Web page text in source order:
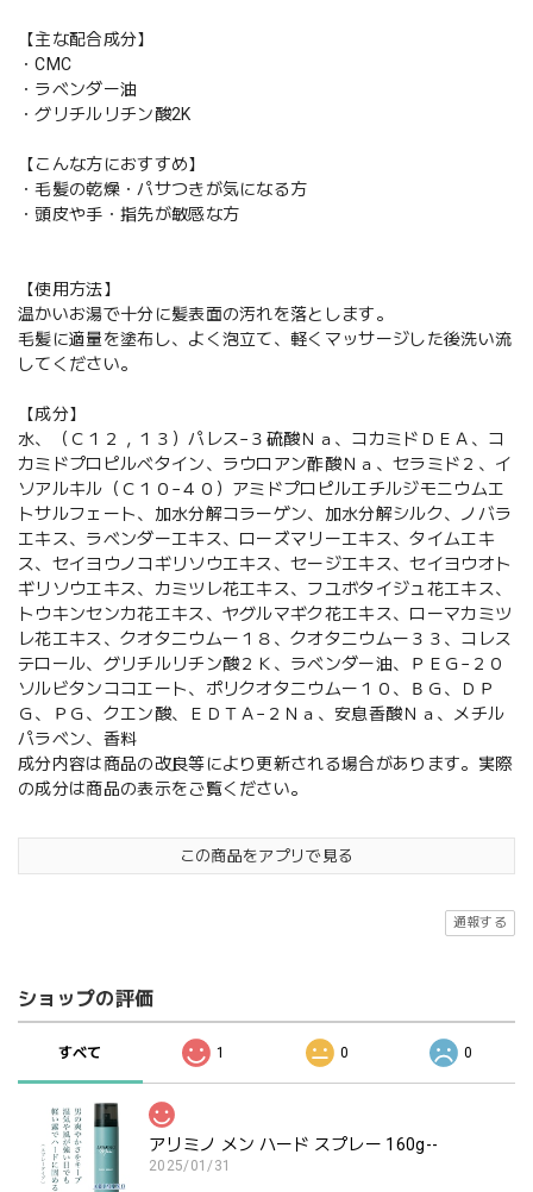
【主な配合成分】
・CMC
・ラベンダー油
・グリチルリチン酸2K
【こんな方におすすめ】
・毛髪の乾燥・パサつきが気になる方
・頭皮や手・指先が敏感な方
【使用方法】
温かいお湯で十分に髪表面の汚れを落とします。
毛髪に適量を塗布し、よく泡立て、軽くマッサージした後洗い流
してください。
【成分】
水、（Ｃ１２，１３）パレス−３硫酸Ｎａ、コカミドＤＥＡ、コ
カミドプロピルベタイン、ラウロアン酢酸Ｎａ、セラミド２、イ
ソアルキル（Ｃ１０−４０）アミドプロピルエチルジモニウムエ
トサルフェート、加水分解コラーゲン、加水分解シルク、ノバラ
エキス、ラベンダーエキス、ローズマリーエキス、タイムエキ
ス、セイヨウノコギリソウエキス、セージエキス、セイヨウオト
ギリソウエキス、カミツレ花エキス、フユボタイジュ花エキス、
トウキンセンカ花エキス、ヤグルマギク花エキス、ローマカミツ
レ花エキス、クオタニウムー１８、クオタニウムー３３、コレス
テロール、グリチルリチン酸２Ｋ、ラベンダー油、ＰＥＧ−２０
ソルビタンココエート、ポリクオタニウムー１０、ＢＧ、ＤＰ
Ｇ、ＰＧ、クエン酸、ＥＤＴＡ−２Ｎａ、安息香酸Ｎａ、メチル
パラベン、香料
成分内容は商品の改良等により更新される場合があります。実際
の成分は商品の表示をご覧ください。
この商品をアプリで見る
通報する
ショップの評価
すべて 1 0 0
アリミノ メン ハード スプレー 160g--
2025/01/31